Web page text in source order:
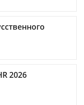
2026